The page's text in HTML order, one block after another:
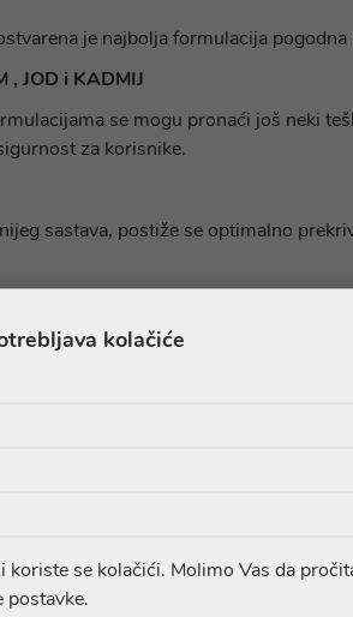
je najbolja formulacija
, JOD i KADMIJ
se mogu pronaći još neki
za korisnike.
sastava, postiže se optimalno
i mogu se 100 % reciklirati. To je
količinu boje, a neiskorišteni
formulacije preporuča bojenje
boju kose, a zatim na vertikalnom
posvjetljivača ( ton 11.0 ). Super
sa svakim nanošenjem.
kolačiće
koriste se kolačići. Molimo Vas da
postavke.